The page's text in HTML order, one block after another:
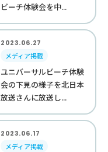
ビーチ体験会を中...
2023.06.27
メディア掲載
ユニバーサルビーチ体験
会の下見の様子を北日本
放送さんに放送し...
2023.06.17
メディア掲載